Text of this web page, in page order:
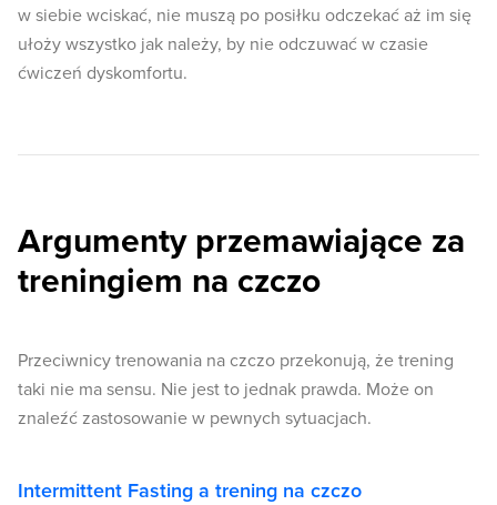
w siebie wciskać, nie muszą po posiłku odczekać aż im się
ułoży wszystko jak należy, by nie odczuwać w czasie
ćwiczeń dyskomfortu.
Argumenty przemawiające za
treningiem na czczo
Przeciwnicy trenowania na czczo przekonują, że trening
taki nie ma sensu. Nie jest to jednak prawda. Może on
znaleźć zastosowanie w pewnych sytuacjach.
Intermittent Fasting a trening na czczo